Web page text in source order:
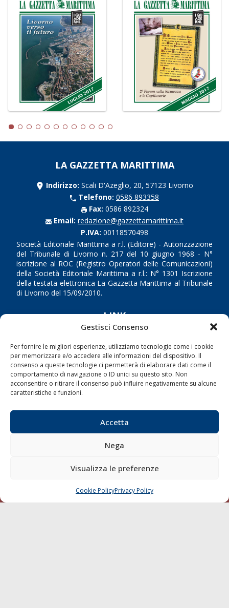
Gestisci Consenso
Per fornire le migliori esperienze, utilizziamo tecnologie come i cookie
per memorizzare e/o accedere alle informazioni del dispositivo. Il
consenso a queste tecnologie ci permetterà di elaborare dati come il
comportamento di navigazione o ID unici su questo sito. Non
acconsentire o ritirare il consenso può influire negativamente su alcune
caratteristiche e funzioni.
Accetta
Nega
Visualizza le preferenze
Cookie PolicyPrivacy Policy
LA GAZZETTA MARITTIMA
Indirizzo: Scali D'Azeglio, 20, 57123 Livorno
Telefono: 0586 893358
Fax: 0586 892324
Email: redazione@gazzettamarittima.it
P.IVA: 00118570498
Società Editoriale Marittima a r.l. (Editore) - Autorizzazione
del Tribunale di Livorno n. 217 del 10 giugno 1968 - N°
iscrizione al ROC (Registro Operatori delle Comunicazioni)
della Società Editoriale Marittima a r.l.: N° 1301 Iscrizione
della testata elettronica La Gazzetta Marittima al Tribunale
di Livorno del 15/09/2010.
LINK
Shipping
Porti/Interporti
Trasporti
Varie
Compagnie di Navigazione
Blue economy
Diporto
Chi siamo
CHIAMA SCRIVI